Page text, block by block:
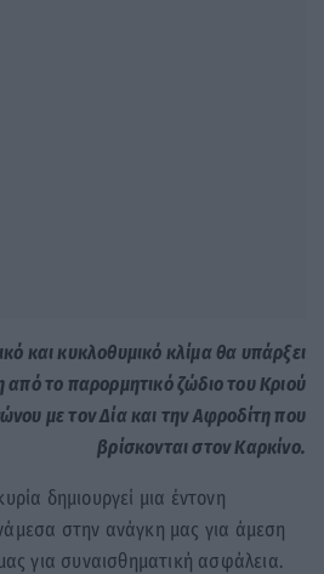
και κυκλοθυμικό κλίμα θα υπάρξει
το παρορμητικό ζώδιο του Κριού
με τον Δία και την Αφροδίτη που
βρίσκονται στον Καρκίνο.
δημιουργεί μια έντονη
στην ανάγκη μας για άμεση
για συναισθηματική ασφάλεια.